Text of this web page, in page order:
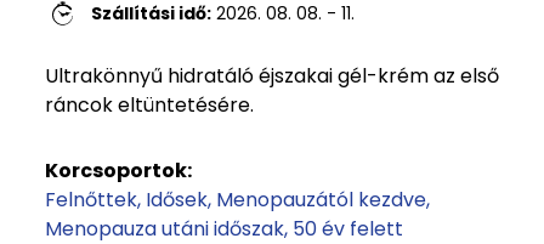
Szállítási idő: 2026. 08. 08. - 11.
Ultrakönnyű hidratáló éjszakai gél-krém az első
ráncok eltüntetésére.
Korcsoportok:
Felnőttek Idősek Menopauzától kezdve
Menopauza utáni időszak 50 év felett